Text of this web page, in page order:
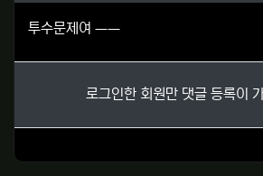
투수문제여 ㅡㅡ
로그인한 회원만 댓글 등록이